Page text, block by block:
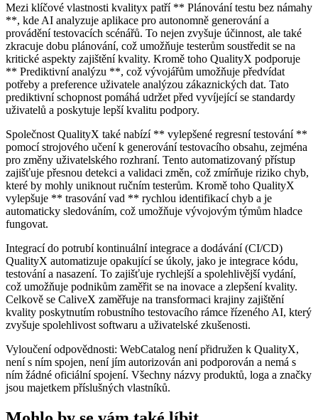
Mezi klíčové vlastnosti kvalityx patří ** Plánování testu bez námahy
**, kde AI analyzuje aplikace pro autonomně generování a
provádění testovacích scénářů. To nejen zvyšuje účinnost, ale také
zkracuje dobu plánování, což umožňuje testerům soustředit se na
kritické aspekty zajištění kvality. Kromě toho QualityX podporuje
** Prediktivní analýzu **, což vývojářům umožňuje předvídat
potřeby a preference uživatele analýzou zákaznických dat. Tato
prediktivní schopnost pomáhá udržet před vyvíjející se standardy
uživatelů a poskytuje lepší kvalitu podpory.
Společnost QualityX také nabízí ** vylepšené regresní testování **
pomocí strojového učení k generování testovacího obsahu, zejména
pro změny uživatelského rozhraní. Tento automatizovaný přístup
zajišťuje přesnou detekci a validaci změn, což zmírňuje riziko chyb,
které by mohly uniknout ručním testerům. Kromě toho QualityX
vylepšuje ** trasování vad ** rychlou identifikací chyb a je
automaticky sledováním, což umožňuje vývojovým týmům hladce
fungovat.
Integrací do potrubí kontinuální integrace a dodávání (CI/CD)
QualityX automatizuje opakující se úkoly, jako je integrace kódu,
testování a nasazení. To zajišťuje rychlejší a spolehlivější vydání,
což umožňuje podnikům zaměřit se na inovace a zlepšení kvality.
Celkově se CaliveX zaměřuje na transformaci krajiny zajištění
kvality poskytnutím robustního testovacího rámce řízeného AI, který
zvyšuje spolehlivost softwaru a uživatelské zkušenosti.
Vyloučení odpovědnosti: WebCatalog není přidružen k QualityX,
není s ním spojen, není jím autorizován ani podporován a nemá s
ním žádné oficiální spojení. Všechny názvy produktů, loga a značky
jsou majetkem příslušných vlastníků.